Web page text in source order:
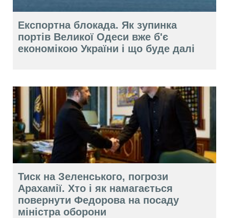
Експортна блокада. Як зупинка
портів Великої Одеси вже б'є
економікою України і що буде далі
Тиск на Зеленського, погрози
Арахамії. Хто і як намагається
повернути Федорова на посаду
міністра оборони